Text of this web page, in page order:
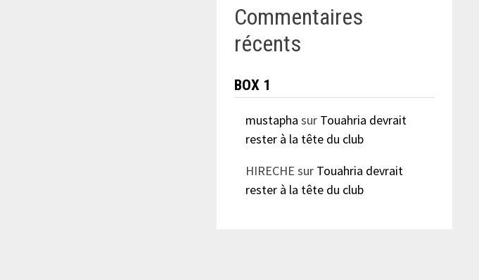
Commentaires
récents
BOX 1
mustapha sur Touahria devrait
rester à la tête du club
HIRECHE sur Touahria devrait
rester à la tête du club